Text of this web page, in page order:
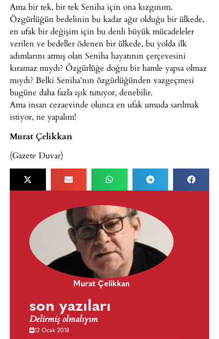
Ama bir tek, bir tek Seniha için ona kızgınım.
Özgürlüğün bedelinin bu kadar ağır olduğu bir ülkede,
en ufak bir değişim için bu denli büyük mücadeleler
verilen ve bedeller ödenen bir ülkede, bu yolda ilk
adımlarını atmış olan Seniha hayatının çerçevesini
kıramaz mıydı? Özgürlüğe doğru bir hamle yapsa olmaz
mıydı? Belki Seniha’nın özgürlüğünden vazgeçmesi
bugüne daha fazla ışık tutuyor, denebilir.
Ama insan cezaevinde olunca en ufak umuda sarılmak
istiyor, ne yapalım!
Murat Çelikkan
(Gazete Duvar)
Murat Çelikkan
son yazıları
Delirmiş olmalıyım
12 Ocak 2018